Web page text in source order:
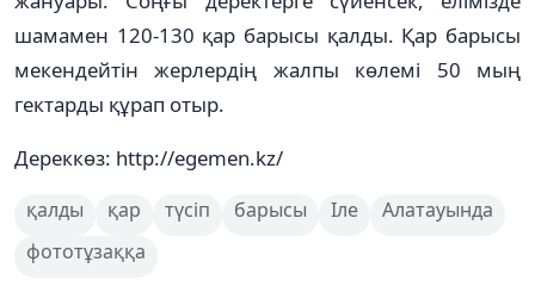
шамамен 120-130 қар барысы қалды. Қар барысы
мекендейтін жерлердің жалпы көлемі 50 мың
гектарды құрап отыр.
Дереккөз: http://egemen.kz/
қалды қар түсіп барысы Іле
Алатауында
фототұзаққа